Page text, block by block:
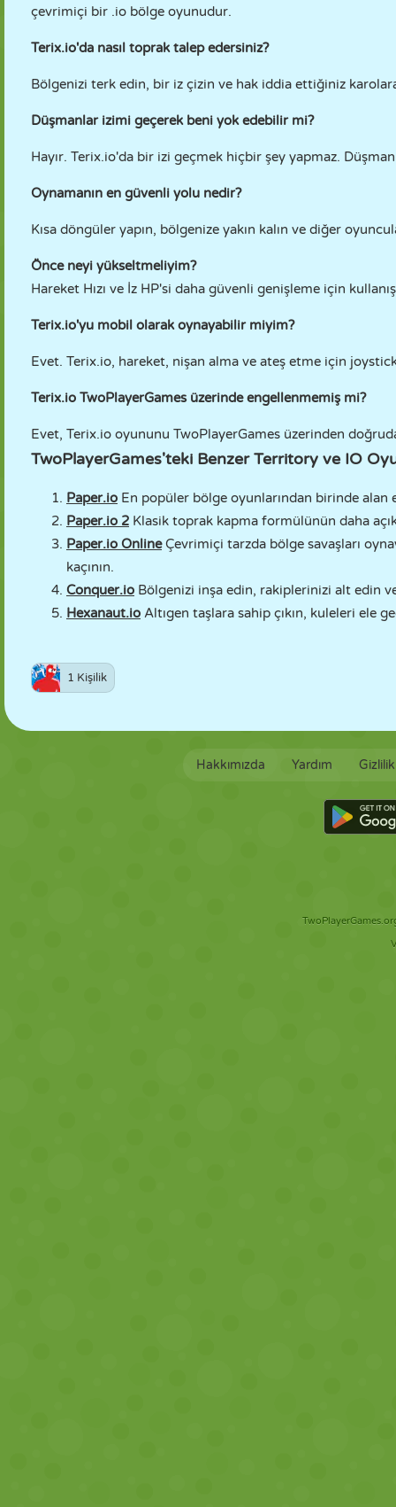
çevrimiçi bir .io bölge oyunudur.
Terix.io'da nasıl toprak talep edersiniz?
Bölgenizi terk edin, bir iz çizin ve hak iddia ettiğiniz
Düşmanlar izimi geçerek beni yok edebilir mi?
Hayır. Terix.io'da bir izi geçmek hiçbir şey yapmaz.
Oynamanın en güvenli yolu nedir?
Kısa döngüler yapın, bölgenize yakın kalın ve diğer
Önce neyi yükseltmeliyim?
Hareket Hızı ve İz HP'si daha güvenli genişleme için
Terix.io'yu mobil olarak oynayabilir miyim?
Evet. Terix.io, hareket, nişan alma ve ateş etme için
Terix.io TwoPlayerGames üzerinde engellenmemiş mi?
Evet, Terix.io oyununu TwoPlayerGames üzerinden
TwoPlayerGames'teki Benzer Territory ve IO
Paper.io En popüler bölge oyunlarından birinde alan
Paper.io 2 Klasik toprak kapma formülünün daha
Paper.io OnlineÇevrimiçi tarzda bölge savaşları
kaçının.
Conquer.io Bölgenizi inşa edin, rakiplerinizi alt edin
Hexanaut.io Altıgen taşlara sahip çıkın, kuleleri ele
1 Kişilik
Hakkımızda Yardım